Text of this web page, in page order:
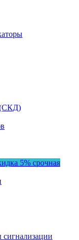
(СКД)
5% срочная